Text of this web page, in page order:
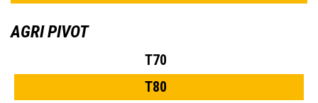
AGRI PIVOT
T70
T80